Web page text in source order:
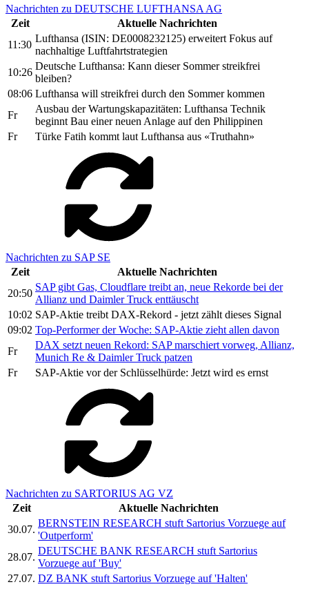
Nachrichten zu DEUTSCHE LUFTHANSA AG
Zeit
Aktuelle Nachrichten
11:30
Lufthansa (ISIN: DE0008232125) erweitert Fokus auf
nachhaltige Luftfahrtstrategien
10:26
Deutsche Lufthansa: Kann dieser Sommer streikfrei
bleiben?
08:06 Lufthansa will streikfrei durch den Sommer kommen
Fr
Ausbau der Wartungskapazitäten: Lufthansa Technik
beginnt Bau einer neuen Anlage auf den Philippinen
Fr
Türke Fatih kommt laut Lufthansa aus «Truthahn»
Nachrichten zu SAP SE
Zeit
Aktuelle Nachrichten
20:50
SAP gibt Gas, Cloudflare treibt an, neue Rekorde bei der
Allianz und Daimler Truck enttäuscht
10:02 SAP-Aktie treibt DAX-Rekord - jetzt zählt dieses Signal
09:02 Top-Performer der Woche: SAP-Aktie zieht allen davon
Fr
DAX setzt neuen Rekord: SAP marschiert vorweg, Allianz,
Munich Re & Daimler Truck patzen
Fr
SAP-Aktie vor der Schlüsselhürde: Jetzt wird es ernst
Nachrichten zu SARTORIUS AG VZ
Zeit
Aktuelle Nachrichten
30.07.
BERNSTEIN RESEARCH stuft Sartorius Vorzuege auf
'Outperform'
28.07.
DEUTSCHE BANK RESEARCH stuft Sartorius
Vorzuege auf 'Buy'
27.07. DZ BANK stuft Sartorius Vorzuege auf 'Halten'